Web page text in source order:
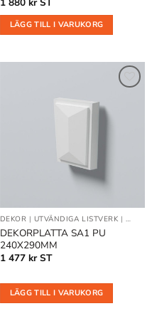
LÄGG TILL I VARUKORG
Lägg till
DEKOR | UTVÄNDIGA LISTVERK |
DEKORPLATTA SA1 PU
240X290MM
1 477 kr ST
LÄGG TILL I VARUKORG